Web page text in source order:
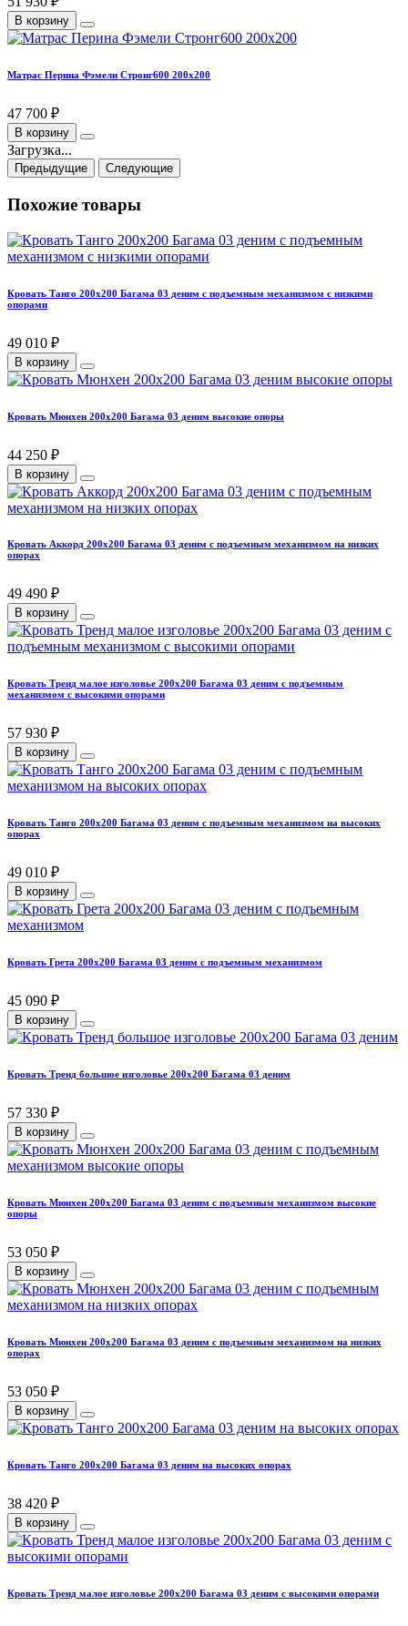
В корзину
Матрас Перина Фэмели Стронг600 200х200
47 700 ₽
В корзину
Загрузка...
Предыдущие Следующие
Похожие товары
Кровать Танго 200х200 Багама 03 деним с подъемным механизмом с низкими
опорами
49 010 ₽
В корзину
Кровать Мюнхен 200х200 Багама 03 деним высокие опоры
44 250 ₽
В корзину
Кровать Аккорд 200х200 Багама 03 деним с подъемным механизмом на низких
опорах
49 490 ₽
В корзину
Кровать Тренд малое изголовье 200х200 Багама 03 деним с подъемным
механизмом с высокими опорами
57 930 ₽
В корзину
Кровать Танго 200х200 Багама 03 деним с подъемным механизмом на высоких
опорах
49 010 ₽
В корзину
Кровать Грета 200х200 Багама 03 деним с подъемным механизмом
45 090 ₽
В корзину
Кровать Тренд большое изголовье 200х200 Багама 03 деним
57 330 ₽
В корзину
Кровать Мюнхен 200х200 Багама 03 деним с подъемным механизмом высокие
опоры
53 050 ₽
В корзину
Кровать Мюнхен 200х200 Багама 03 деним с подъемным механизмом на низких
опорах
53 050 ₽
В корзину
Кровать Танго 200х200 Багама 03 деним на высоких опорах
38 420 ₽
В корзину
Кровать Тренд малое изголовье 200х200 Багама 03 деним с высокими опорами